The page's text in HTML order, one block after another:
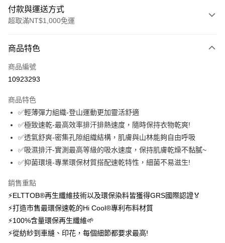
付款與運送方式
超取滿NT$1,000免運
信用卡一次付款
信用卡分期付款
合作金庫商業銀行
華南商業銀行
彰化商業銀行
上海商業儲蓄銀行
台北富邦商業銀行
國泰世華商業銀行
兆豐國際商業銀行
臺灣中小企業銀行
台中商業銀行
匯豐（台灣）商業銀行
華泰商業銀行
聯邦商業銀行
遠東國際商業銀行
元大商業銀行
台新國際商業銀行
中國信託商業銀行
台灣樂天信用卡公司
6 期 0 利率 每期
華南商業銀行
彰化商業銀行
上海商業儲蓄銀行
台北富邦商業銀行
國泰世華商業銀行
兆豐國際商業銀行
臺灣中小企業銀行
台中商業銀行
聯邦商業銀行
元大商業銀行
永豐商業銀行
玉山商業銀行
星展（台灣）商業銀行
台灣樂天信用卡公司
12 期 0 利率 每期 NT$144
合作金庫商業銀行
第一商業銀行
上海商業儲蓄銀行
台北富邦商業銀行
國泰世華商業銀行
兆豐國際商業銀行
匯豐（台灣）商業銀行
聯邦商業銀行
遠東國際商業銀行
元大商業銀行
永豐商業銀行
玉山商業銀行
台新國際商業銀行
中國信託商業銀行
台灣樂天信用卡公司
24 期 0 利率 每期NT$72 20家銀行
合作金庫商業銀行
第一商業銀行
華南商業銀行
彰化商業銀行
兆豐國際商業銀行
台中商業銀行
匯豐（台灣）商業銀行
華泰商業銀行
聯邦商業銀行
遠東國際商業銀行
元大商業銀行
永豐商業銀行
星展（台灣）商業銀行
台新國際商業銀行
超商取貨付款
Apple Pay
悠遊付
大哥付你分期
相關說明
商品特色
商品編號
10923293
商品特色
✅輕薄彈力組織-登山運動更加靈活舒適
✅極致速乾-最高效率排汗排熱速度，隨時保持衣物乾爽!
✅透氣舒爽-密集孔隙組織結構，肌膚與山林能夠自由呼吸
✅吸濕排汗-實測最高等級的吸水速度，保持肌膚乾燥不黏膩~
✅抑菌環境-專業環保材質搭配速乾特性，細菌不易滋生!
銷售重點
⚡ELTTOB®再生纖維技術以及環保染料皆獲得GRS國際認證🏅
⚡打造市售最環保速乾的Hi Cool®專利布料材質
⚡100%含量環保再生纖維🌱
⚡從紡紗到車縫、印花，每個細節都要求最高!